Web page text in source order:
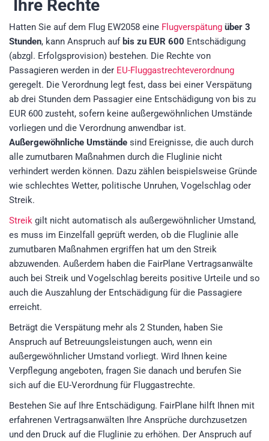
Ihre Rechte
Hatten Sie auf dem Flug EW2058 eine Flugverspätung über 3
Stunden, kann Anspruch auf bis zu EUR 600 Entschädigung
(abzgl. Erfolgsprovision) bestehen. Die Rechte von
Passagieren werden in der EU-Fluggastrechteverordnung
geregelt. Die Verordnung legt fest, dass bei einer Verspätung
ab drei Stunden dem Passagier eine Entschädigung von bis zu
EUR 600 zusteht, sofern keine außergewöhnlichen Umstände
vorliegen und die Verordnung anwendbar ist.
Außergewöhnliche Umstände sind Ereignisse, die auch durch
alle zumutbaren Maßnahmen durch die Fluglinie nicht
verhindert werden können. Dazu zählen beispielsweise Gründe
wie schlechtes Wetter, politische Unruhen, Vogelschlag oder
Streik.
Streik gilt nicht automatisch als außergewöhnlicher Umstand,
es muss im Einzelfall geprüft werden, ob die Fluglinie alle
zumutbaren Maßnahmen ergriffen hat um den Streik
abzuwenden. Außerdem haben die FairPlane Vertragsanwälte
auch bei Streik und Vogelschlag bereits positive Urteile und so
auch die Auszahlung der Entschädigung für die Passagiere
erreicht.
Beträgt die Verspätung mehr als 2 Stunden, haben Sie
Anspruch auf Betreuungsleistungen auch, wenn ein
außergewöhnlicher Umstand vorliegt. Wird Ihnen keine
Verpflegung angeboten, fragen Sie danach und berufen Sie
sich auf die EU-Verordnung für Fluggastrechte.
Bestehen Sie auf Ihre Entschädigung. FairPlane hilft Ihnen mit
erfahrenen Vertragsanwälten Ihre Ansprüche durchzusetzen
und den Druck auf die Fluglinie zu erhöhen. Der Anspruch auf